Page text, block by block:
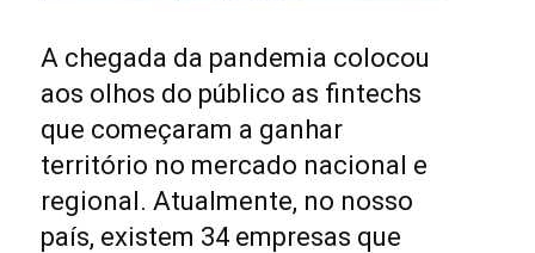
A chegada da pandemia colocou
aos olhos do público as fintechs
que começaram a ganhar
território no mercado nacional e
regional. Atualmente, no nosso
país, existem 34 empresas que